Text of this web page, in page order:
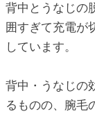
背中とうなじの
囲すぎて充電が
しています。
背中・うなじの
るものの、腕毛